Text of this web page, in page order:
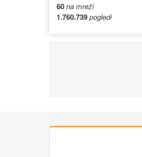
60na mreži
1.760.739pogledi